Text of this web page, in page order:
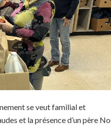
se veut familial et
et la présence d’un père